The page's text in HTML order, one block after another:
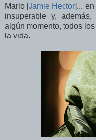
Marlo [Jamie Hector]...
insuperable y,
algún momento, todos
la vida.